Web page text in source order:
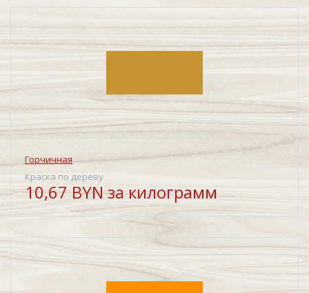
Горчичная
Краска по дереву
10,67 BYN за килограмм